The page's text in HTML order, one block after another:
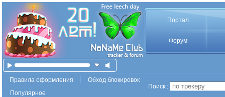
Портал
Форум
Правила оформления
Обход блокировок
Популярное
Поиск :